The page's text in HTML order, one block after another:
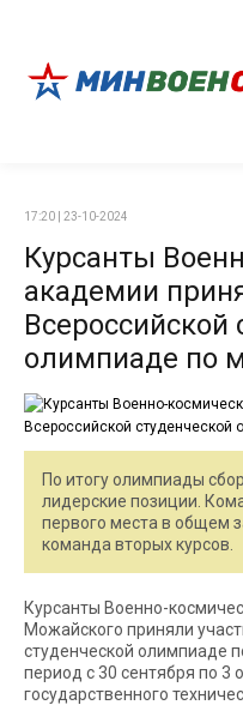
17:20 | 23-10-2024
Курсанты
академии
Всероссийской
олимпиаде по
По итогу олимпиады
лидерские позиции.
первого места в общем
команда вторых курсов.
Курсанты Военно-
Можайского приняли
студенческой олимпиаде
период с 30 сентября по 3
государственного